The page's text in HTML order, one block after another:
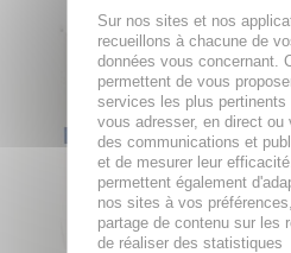
Sur nos sites et nos
recueillons à chacune de
données vous concernant.
permettent de vous
services les plus pertinents
vous adresser, en direct ou
des communications et
et de mesurer leur
permettent également
nos sites à vos
partage de contenu sur les
de réaliser des statistiques